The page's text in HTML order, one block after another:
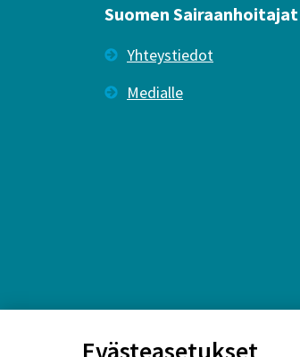
Suomen Sairaanhoitajat
Yhteystiedot
Medialle